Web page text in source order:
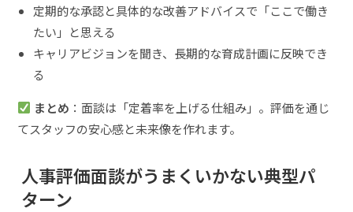
定期的な承認と具体的な改善アドバイスで「ここで働き
たい」と思える
キャリアビジョンを聞き、長期的な育成計画に反映でき
る
まとめ ：面談は「定着率を上げる仕組み」。評価を通じ
てスタッフの安心感と未来像を作れます。
人事評価面談がうまくいかない典型パ
ターン